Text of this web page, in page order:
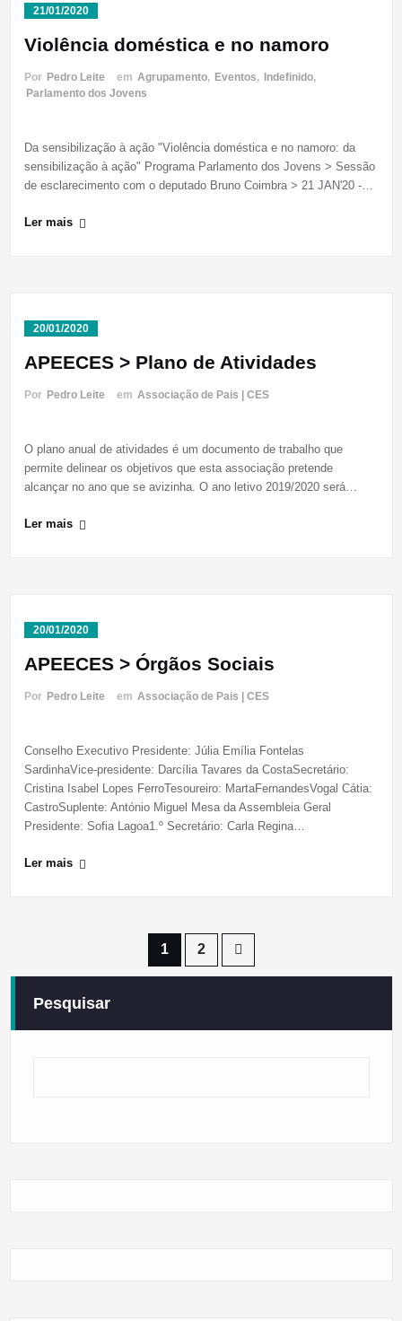
21/01/2020
Violência doméstica e no namoro
Por Pedro Leite em Agrupamento, Eventos, Indefinido,
Parlamento dos Jovens
Da sensibilização à ação "Violência doméstica e no namoro: da
sensibilização à ação" Programa Parlamento dos Jovens > Sessão
de esclarecimento com o deputado Bruno Coimbra > 21 JAN'20 -…
Ler mais
20/01/2020
APEECES > Plano de Atividades
Por Pedro Leite em Associação de Pais | CES
O plano anual de atividades é um documento de trabalho que
permite delinear os objetivos que esta associação pretende
alcançar no ano que se avizinha. O ano letivo 2019/2020 será…
Ler mais
20/01/2020
APEECES > Órgãos Sociais
Por Pedro Leite em Associação de Pais | CES
Conselho Executivo Presidente: Júlia Emília Fontelas
SardinhaVice-presidente: Darcília Tavares da CostaSecretário:
Cristina Isabel Lopes FerroTesoureiro: MartaFernandesVogal Cátia:
CastroSuplente: António Miguel Mesa da Assembleia Geral
Presidente: Sofia Lagoa1.º Secretário: Carla Regina…
Ler mais
conteúdos
1 2
Pesquisar